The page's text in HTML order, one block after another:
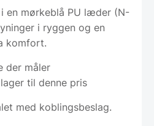
en mørkeblå PU læder (N-
i ryggen og en
komfort.
der måler
til denne pris
med koblingsbeslag.